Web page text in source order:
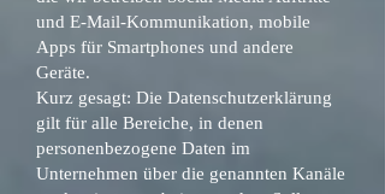
und E-Mail-Kommunikation, mobile
Apps für Smartphones und andere
Geräte.
Kurz gesagt: Die Datenschutzerklärung
gilt für alle Bereiche, in denen
personenbezogene Daten im
Unternehmen über die genannten Kanäle